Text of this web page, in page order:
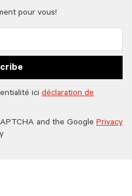
pour vous!
ici déclaration de
and the Google Privacy